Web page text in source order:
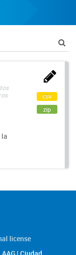
la
csv
zip
license